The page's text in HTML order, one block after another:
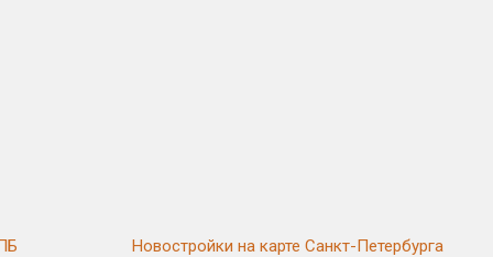
Новостройки на карте Санкт-Петербурга